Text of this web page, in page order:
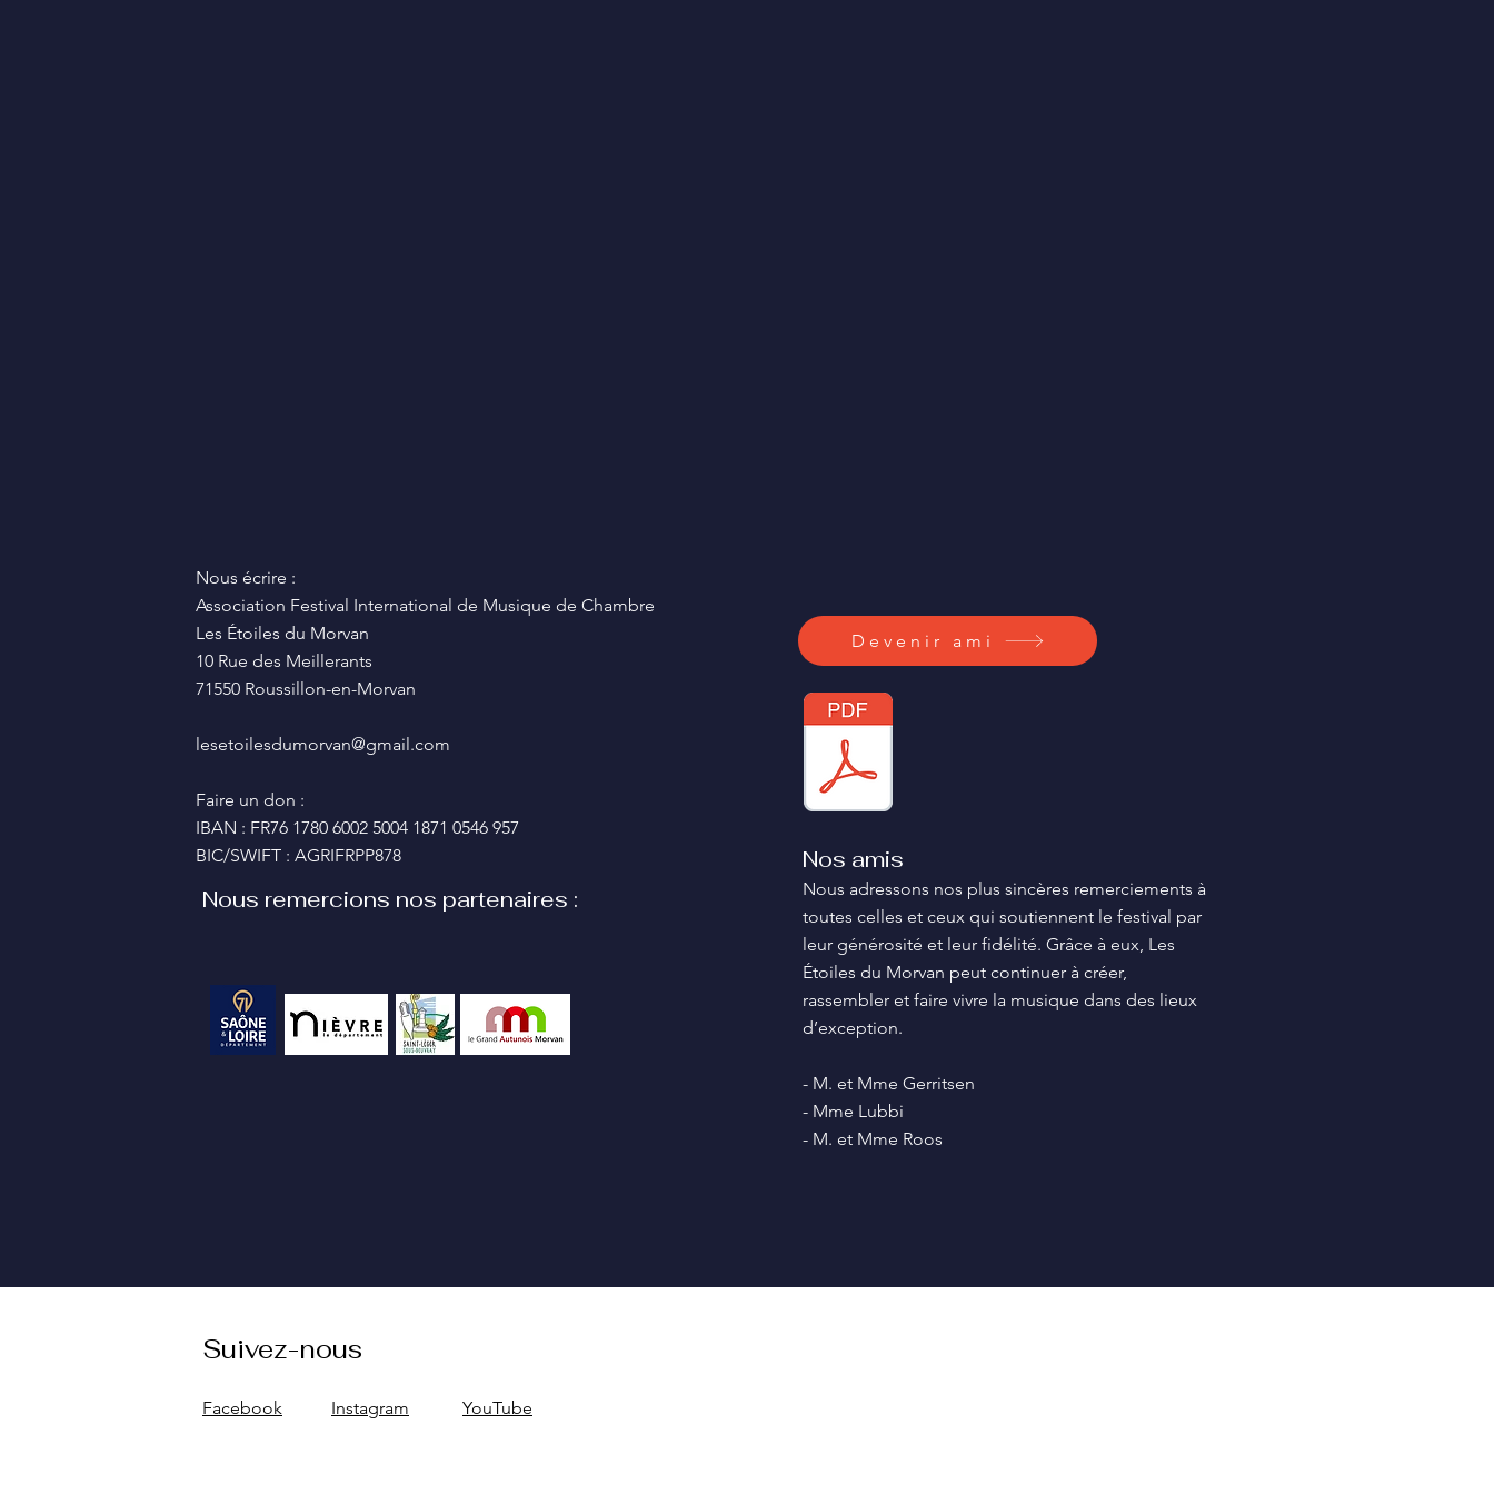
Nous écrire :
Association Festival International de Musique de Chambre
Les Étoiles du Morvan
10 Rue des Meillerants
71550 Roussillon-en-Morvan
lesetoilesdumorvan@gmail.com
Faire un don :
IBAN : FR76 1780 6002 5004 1871 0546 957
BIC/SWIFT : AGRIFRPP878
Nous remercions nos partenaires :
Devenir ami
Nos amis
Nous adressons nos plus sincères remerciements à
toutes celles et ceux qui soutiennent le festival par
leur générosité et leur fidélité. Grâce à eux, Les
Étoiles du Morvan peut continuer à créer,
rassembler et faire vivre la musique dans des lieux
d’exception.
- M. et Mme Gerritsen
- Mme Lubbi
- M. et Mme Roos
Suivez-nous
Facebook Instagram YouTube